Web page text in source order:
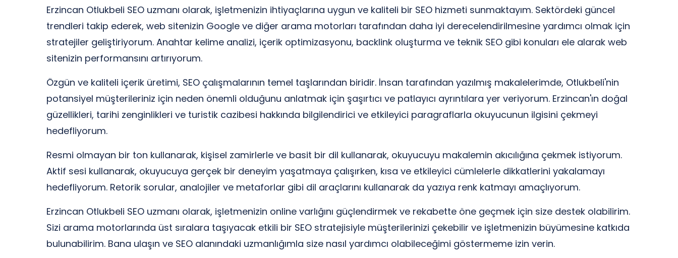
Erzincan Otlukbeli SEO uzmanı olarak, işletmenizin ihtiyaçlarına uygun ve kaliteli bir SEO hizmeti sunmaktayım. Sektördeki güncel
trendleri takip ederek, web sitenizin Google ve diğer arama motorları tarafından daha iyi derecelendirilmesine yardımcı olmak için
stratejiler geliştiriyorum. Anahtar kelime analizi, içerik optimizasyonu, backlink oluşturma ve teknik SEO gibi konuları ele alarak web
sitenizin performansını artırıyorum.
Özgün ve kaliteli içerik üretimi, SEO çalışmalarının temel taşlarından biridir. İnsan tarafından yazılmış makalelerimde, Otlukbeli'nin
potansiyel müşterileriniz için neden önemli olduğunu anlatmak için şaşırtıcı ve patlayıcı ayrıntılara yer veriyorum. Erzincan'ın doğal
güzellikleri, tarihi zenginlikleri ve turistik cazibesi hakkında bilgilendirici ve etkileyici paragraflarla okuyucunun ilgisini çekmeyi
hedefliyorum.
Resmi olmayan bir ton kullanarak, kişisel zamirlerle ve basit bir dil kullanarak, okuyucuyu makalemin akıcılığına çekmek istiyorum.
Aktif sesi kullanarak, okuyucuya gerçek bir deneyim yaşatmaya çalışırken, kısa ve etkileyici cümlelerle dikkatlerini yakalamayı
hedefliyorum. Retorik sorular, analojiler ve metaforlar gibi dil araçlarını kullanarak da yazıya renk katmayı amaçlıyorum.
Erzincan Otlukbeli SEO uzmanı olarak, işletmenizin online varlığını güçlendirmek ve rekabette öne geçmek için size destek olabilirim.
Sizi arama motorlarında üst sıralara taşıyacak etkili bir SEO stratejisiyle müşterilerinizi çekebilir ve işletmenizin büyümesine katkıda
bulunabilirim. Bana ulaşın ve SEO alanındaki uzmanlığımla size nasıl yardımcı olabileceğimi göstermeme izin verin.